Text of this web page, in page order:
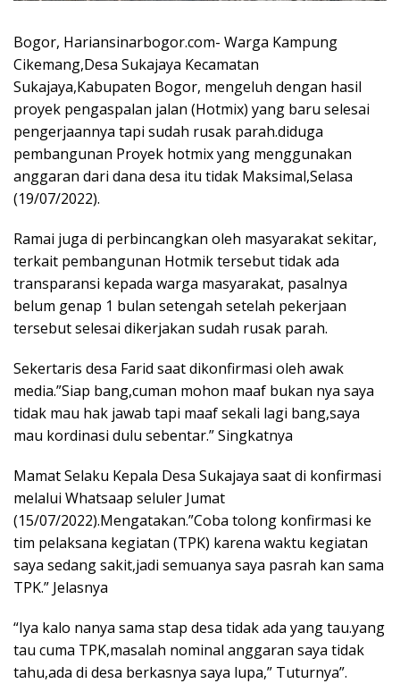
Bogor, Hariansinarbogor.com- Warga Kampung
Cikemang,Desa Sukajaya Kecamatan
Sukajaya,Kabupaten Bogor, mengeluh dengan hasil
proyek pengaspalan jalan (Hotmix) yang baru selesai
pengerjaannya tapi sudah rusak parah.diduga
pembangunan Proyek hotmix yang menggunakan
anggaran dari dana desa itu tidak Maksimal,Selasa
(19/07/2022).
Ramai juga di perbincangkan oleh masyarakat sekitar,
terkait pembangunan Hotmik tersebut tidak ada
transparansi kepada warga masyarakat, pasalnya
belum genap 1 bulan setengah setelah pekerjaan
tersebut selesai dikerjakan sudah rusak parah.
Sekertaris desa Farid saat dikonfirmasi oleh awak
media.”Siap bang,cuman mohon maaf bukan nya saya
tidak mau hak jawab tapi maaf sekali lagi bang,saya
mau kordinasi dulu sebentar.” Singkatnya
Mamat Selaku Kepala Desa Sukajaya saat di konfirmasi
melalui Whatsaap seluler Jumat
(15/07/2022).Mengatakan.”Coba tolong konfirmasi ke
tim pelaksana kegiatan (TPK) karena waktu kegiatan
saya sedang sakit,jadi semuanya saya pasrah kan sama
TPK.” Jelasnya
“Iya kalo nanya sama stap desa tidak ada yang tau.yang
tau cuma TPK,masalah nominal anggaran saya tidak
tahu,ada di desa berkasnya saya lupa,” Tuturnya”.